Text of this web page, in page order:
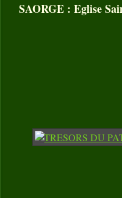
SAORGE : Eglise